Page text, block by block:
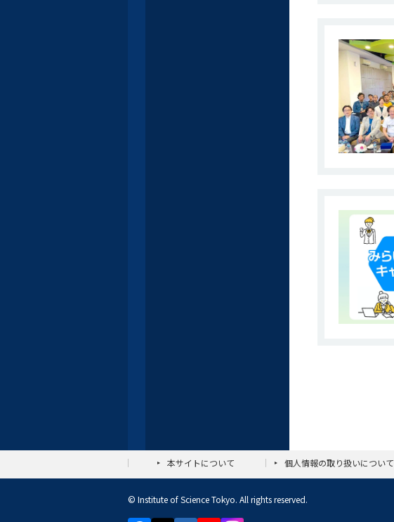
本サイトについて 個人情報の取り扱いについて
© Institute of Science Tokyo. All rights reserved.